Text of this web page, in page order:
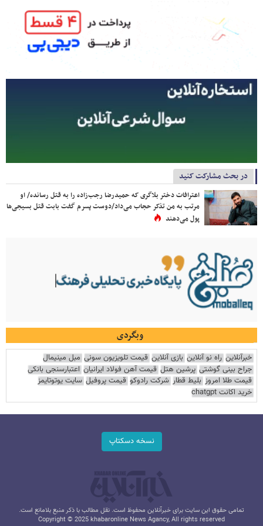
در بحث مشارکت کنید
اعترافات دختر بلاگری که حمیدرضا رجب‌زاده را به قتل رسانده/ او
مرتب به من تذکر حجاب می‌داد/دوست پسرم گفت بابت قتل بسیجی‌ها
پول می‌دهند
وبگردی
خبرآنلاین راه نو آنلاین بازی آنلاین قیمت تلویزیون سونی مبل مینیمال
جراح بینی گوشتی پرشین هتل قیمت آهن فولاد ایرانیان اعتبارسنجی بانکی
قیمت طلا امروز بلیط قطار شرکت رادوکو قیمت پروفیل سایت یوتوتایمز
خرید اکانت chatgpt
نسخه دسکتاپ
تمامی حقوق این سایت برای خبرآنلاین محفوظ است. نقل مطالب با ذکر منبع بلامانع است.
Copyright © 2025 khabaronline News Agancy, All rights reserved